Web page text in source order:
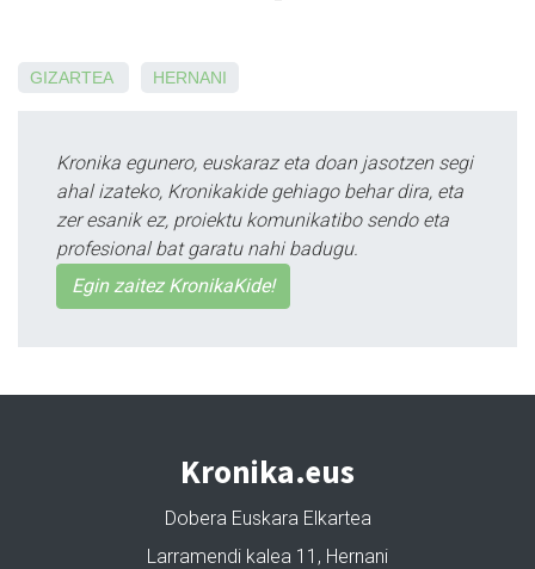
GIZARTEA HERNANI
Kronika egunero, euskaraz eta doan jasotzen segi
ahal izateko, Kronikakide gehiago behar dira, eta
zer esanik ez, proiektu komunikatibo sendo eta
profesional bat garatu nahi badugu.
Egin zaitez KronikaKide!
Kronika.eus
Dobera Euskara Elkartea
Larramendi kalea 11, Hernani